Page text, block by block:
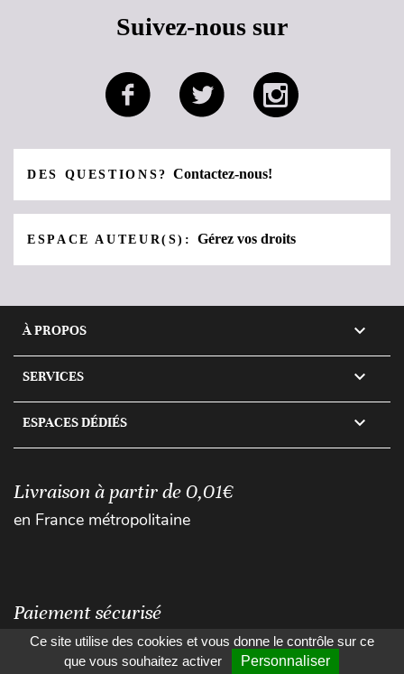
Suivez-nous sur
DES QUESTIONS?Contactez-nous!
ESPACE AUTEUR(S):Gérez vos droits
À PROPOS 
SERVICES 
ESPACES DÉDIÉS 
Livraison à partir de 0,01€
en France métropolitaine
Paiement sécurisé
Ce site utilise des cookies et vous donne le contrôle sur ce
que vous souhaitez activer
Personnaliser